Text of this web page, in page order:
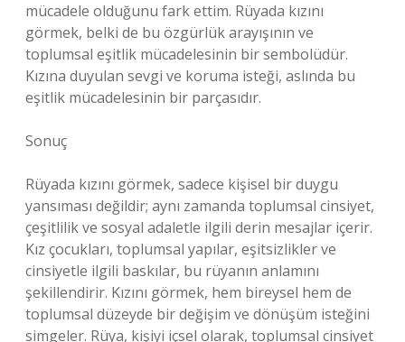
mücadele olduğunu fark ettim. Rüyada kızını
görmek, belki de bu özgürlük arayışının ve
toplumsal eşitlik mücadelesinin bir sembolüdür.
Kızına duyulan sevgi ve koruma isteği, aslında bu
eşitlik mücadelesinin bir parçasıdır.
Sonuç
Rüyada kızını görmek, sadece kişisel bir duygu
yansıması değildir; aynı zamanda toplumsal cinsiyet,
çeşitlilik ve sosyal adaletle ilgili derin mesajlar içerir.
Kız çocukları, toplumsal yapılar, eşitsizlikler ve
cinsiyetle ilgili baskılar, bu rüyanın anlamını
şekillendirir. Kızını görmek, hem bireysel hem de
toplumsal düzeyde bir değişim ve dönüşüm isteğini
simgeler. Rüya, kişiyi içsel olarak, toplumsal cinsiyet